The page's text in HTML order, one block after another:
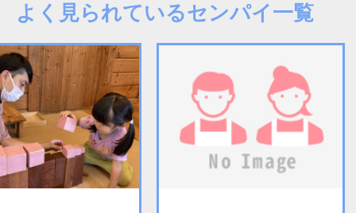
よく見られているセンパイ一覧